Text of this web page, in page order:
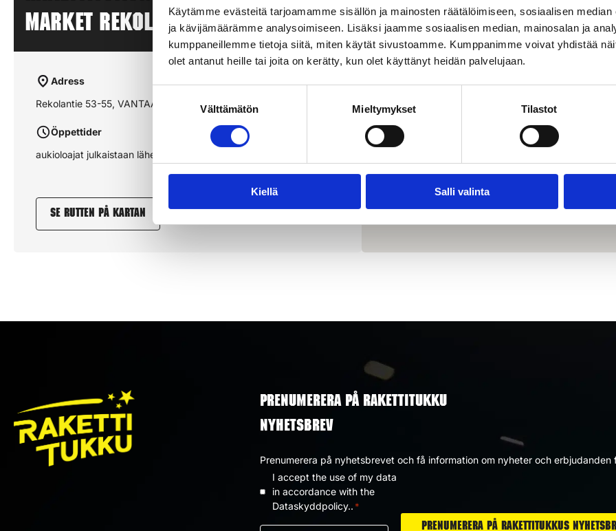
Käytämme evästeitä tarjoamamme sisällön ja mainosten räätälöimiseen, sosiaalisen
ja kävijämäärämme analysoimiseen. Lisäksi jaamme sosiaalisen median, mainosalan ja
kumppaneillemme tietoja siitä, miten käytät sivustoamme. Kumppanimme voivat yhdistää
olet antanut heille tai joita on kerätty, kun olet käyttänyt heidän palvelujaan.
valinta
Välttämätön Mieltymykset Tilastot
Kiellä Salli valinta
MARKET REKOLA – VANTAA, REKOLA
Adress
Rekolantie 53-55, VANTAA, REKOLA
Öppettider
aukioloajat julkaistaan lähempänä sesonkia
Se rutten på kartan
PRENUMERERA PÅ RAKETTITUKKU
NYHETSBREV
Prenumerera på nyhetsbrevet och få information om nyheter och erbjudanden
Dataskyddpolicy
I accept the use of my data
in accordance with the
Dataskyddpolicy.. *